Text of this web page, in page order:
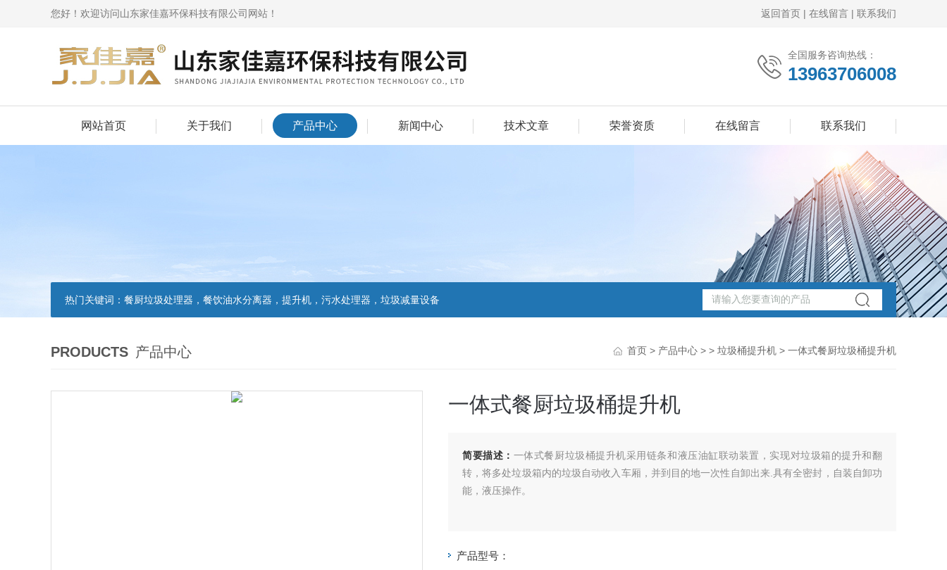
您好！欢迎访问山东家佳嘉环保科技有限公司网站！ 返回首页 | 在线留言 | 联系我们
全国服务咨询热线：
13963706008
网站首页 关于我们 产品中心 新闻中心 技术文章 荣誉资质 在线留言 联系我们
热门关键词： 餐厨垃圾处理器，餐饮油水分离器，提升机，污水处理器，垃圾减量设备
PRODUCTS 产品中心 首页 > 产品中心 > > 垃圾桶提升机 > 一体式餐厨垃圾桶提升机
一体式餐厨垃圾桶提升机
简要描述： 一体式餐厨垃圾桶提升机采用链条和液压油缸联动装置，实现对垃圾箱的提升和翻
转，将多处垃圾箱内的垃圾自动收入车厢，并到目的地一次性自卸出来.具有全密封，自装自卸功
能，液压操作。
产品型号：